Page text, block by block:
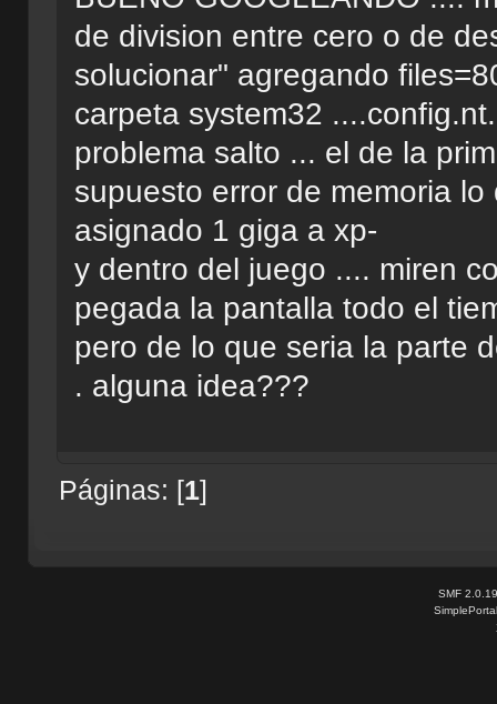
de division entre cero o de
solucionar" agregando
carpeta system32
problema salto ... el de la
supuesto error de memoria
asignado 1 giga a xp-
y dentro del juego .... miren
pegada la pantalla todo el
pero de lo que seria la parte
. alguna idea???
Páginas: [1]
SMF 2.0.19